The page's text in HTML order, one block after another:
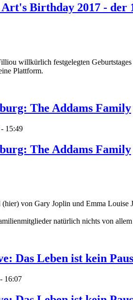
Birthday 2017 - der
willkürlich festgelegten
Plattform.
The Addams Family
15:49
The Addams Family
von Gary Joplin und Emma Louise
natürlich nichts von
Das Leben ist kein
16:07